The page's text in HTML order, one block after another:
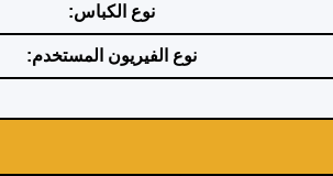
نوع الكباس:
نوع الفيريون المستخدم: